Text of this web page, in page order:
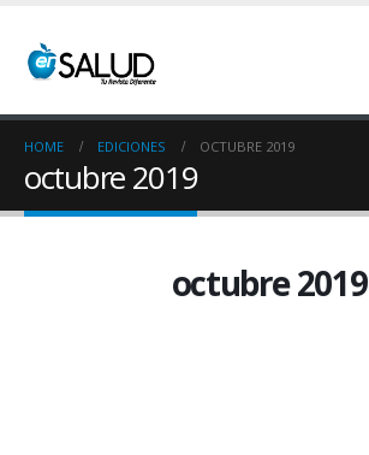
HOME EDICIONES OCTUBRE 2019
octubre 2019
octubre 2019